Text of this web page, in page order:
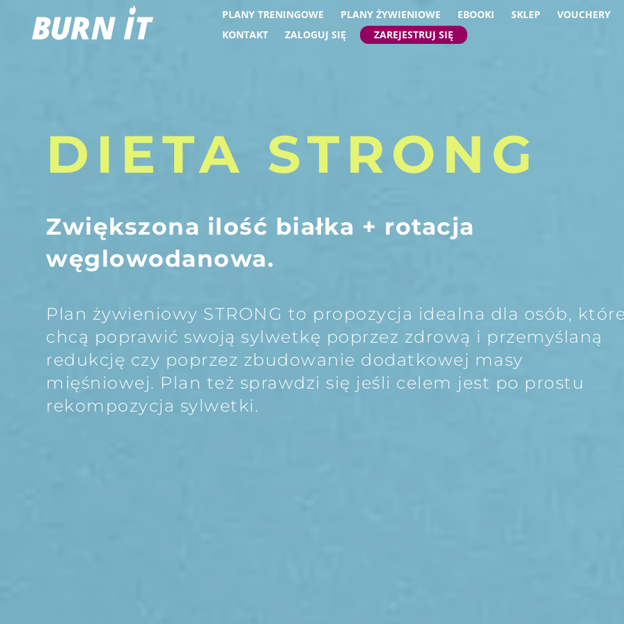
content
PLANY TRENINGOWE PLANY ŻYWIENIOWE EBOOKI SKLEP
VOUCHERY
KONTAKT
ZALOGUJ SIĘ ZAREJESTRUJ SIĘ
DIETA STRONG
Zwiększona ilość białka + rotacja
węglowodanowa.
Plan żywieniowy STRONG to propozycja idealna dla osób,
chcą poprawić swoją sylwetkę poprzez zdrową i przemyślaną
redukcję czy poprzez zbudowanie dodatkowej masy
mięśniowej. Plan też sprawdzi się jeśli celem jest po prostu
rekompozycja sylwetki.